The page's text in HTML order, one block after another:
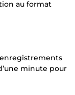
au format
minute pour